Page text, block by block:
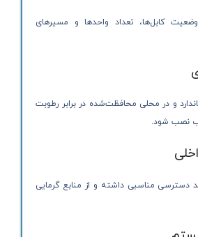
کابل‌ها، تعداد واحدها و مسیرهای
و در محلی محافظت‌شده در برابر رطوبت
نصب شود.
دسترسی مناسبی داشته و از منابع گرمایی